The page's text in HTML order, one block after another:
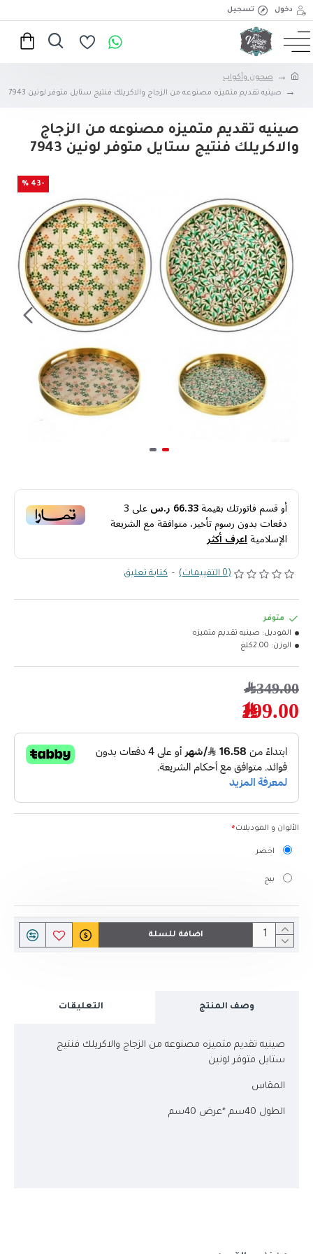
دخول تسجيل
صحون وأكواب
صينيه تقديم متميزه مصنوعه من الزجاج والاكريلك فنتيج ستايل متوفر لونين 7943
صينيه تقديم متميزه مصنوعه من الزجاج
والاكريلك فنتيج ستايل متوفر لونين 7943
-43 %
أو قسم فاتورتك بقيمة66.33 ر.س على3
دفعات بدون رسوم تأخير، متوافقة مع الشريعة
الإسلاميةاعرف أكثر
(0 التقييمات) - كتابة تعليق
199.00﷼
349.00﷼
متوفر
الموديل: صينيه تقديم متميزه
الوزن: 2.00كلغ
الألوان و الموديلات
اخضر
بيج
اضافة للسلة
وصف المنتج التعليقات
صينيه تقديم متميزه مصنوعه من الزجاج والاكريلك فنتيج
ستايل متوفر لونين
المقاس
الطول 40سم *عرض 40سم